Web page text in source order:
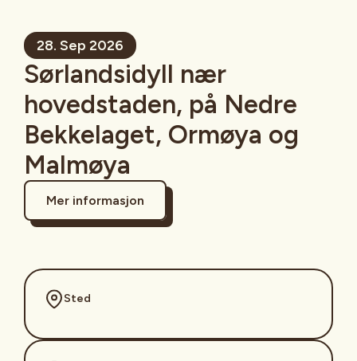
28. Sep 2026
Sørlandsidyll nær
hovedstaden, på Nedre
Bekkelaget, Ormøya og
Malmøya
Mer informasjon
Sted